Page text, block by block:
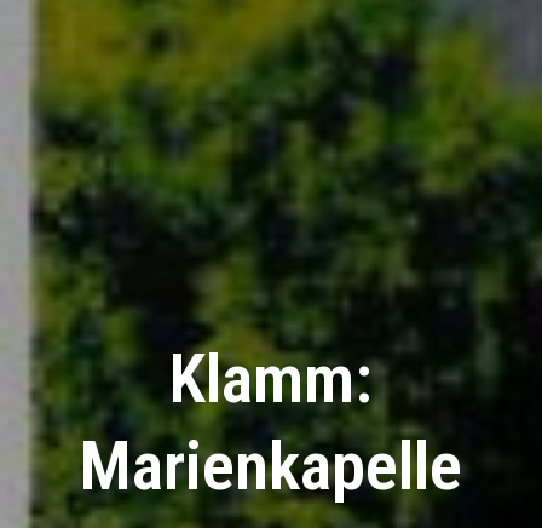
Klamm:
Marienkapelle